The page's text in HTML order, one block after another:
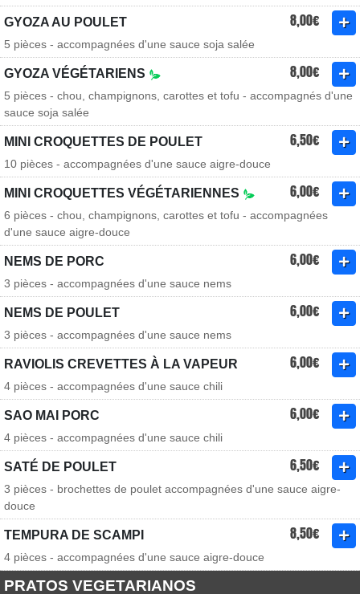
GYOZA AU POULET 8,00€
5 pièces - accompagnées d'une sauce soja salée
GYOZA VÉGÉTARIENS 8,00€
5 pièces - chou, champignons, carottes et tofu - accompagnés d'une
sauce soja salée
MINI CROQUETTES DE POULET 6,50€
10 pièces - accompagnées d'une sauce aigre-douce
MINI CROQUETTES VÉGÉTARIENNES 6,00€
6 pièces - chou, champignons, carottes et tofu - accompagnées
d'une sauce aigre-douce
NEMS DE PORC 6,00€
3 pièces - accompagnées d'une sauce nems
NEMS DE POULET 6,00€
3 pièces - accompagnées d'une sauce nems
RAVIOLIS CREVETTES À LA VAPEUR 6,00€
4 pièces - accompagnées d'une sauce chili
SAO MAI PORC 6,00€
4 pièces - accompagnées d'une sauce chili
SATÉ DE POULET 6,50€
3 pièces - brochettes de poulet accompagnées d'une sauce aigre-
douce
TEMPURA DE SCAMPI 8,50€
4 pièces - accompagnées d'une sauce aigre-douce
PRATOS VEGETARIANOS